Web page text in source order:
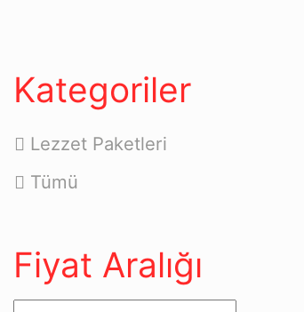
Kategoriler
Lezzet Paketleri
Tümü
Fiyat Aralığı